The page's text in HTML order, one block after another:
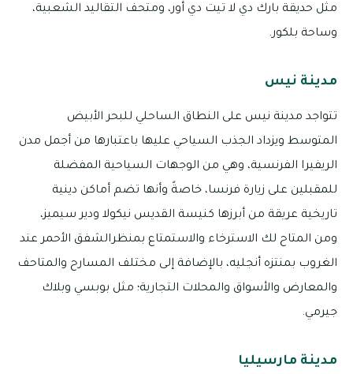
مثل حديقة بارك دي لا تيت دي أور، ومتحف التقاليد الشعبية،
وساحة بلكور.
مدينة نيس
تتواجد مدينة نيس على النطاق الساحلي للبحر الأبيض
المتوسط ويزداد الجذب السياحي عليها باعتبارها من أجمل مدن
الريفيرا الفرنسية، وهي من الوجهات السياحية المفضلة
للمقبلين على زيارة فرنسا، خاصةً وأنها تضم أماكن دينية
تاريخية عريقة من أبرزها كنيسة القديس نيكولا ودير سيميز،
ومن المتاح لك الاسترخاء والاستمتاع بمنظرالشفق الأحمر عند
الغروب بمنتزه أنجليه، بالإضافة إلى مختلف المسارح والمتاحف
والمعارض والأسواق والمحلات التجارية؛ مثل بوبسي وبلاك
جيرمي.
مدينة مارسيليا